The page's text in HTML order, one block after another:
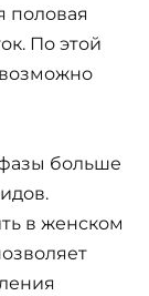
половая
По этой
больше
в женском